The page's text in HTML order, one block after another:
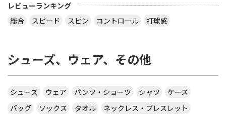
レビューランキング
総合
スピード スピン コントロール 打球感
シューズ、ウェア、その他
シューズ ウェア パンツ・ショーツ シャツ
ケース
バッグ
ソックス タオル
ネックレス・ブレスレット